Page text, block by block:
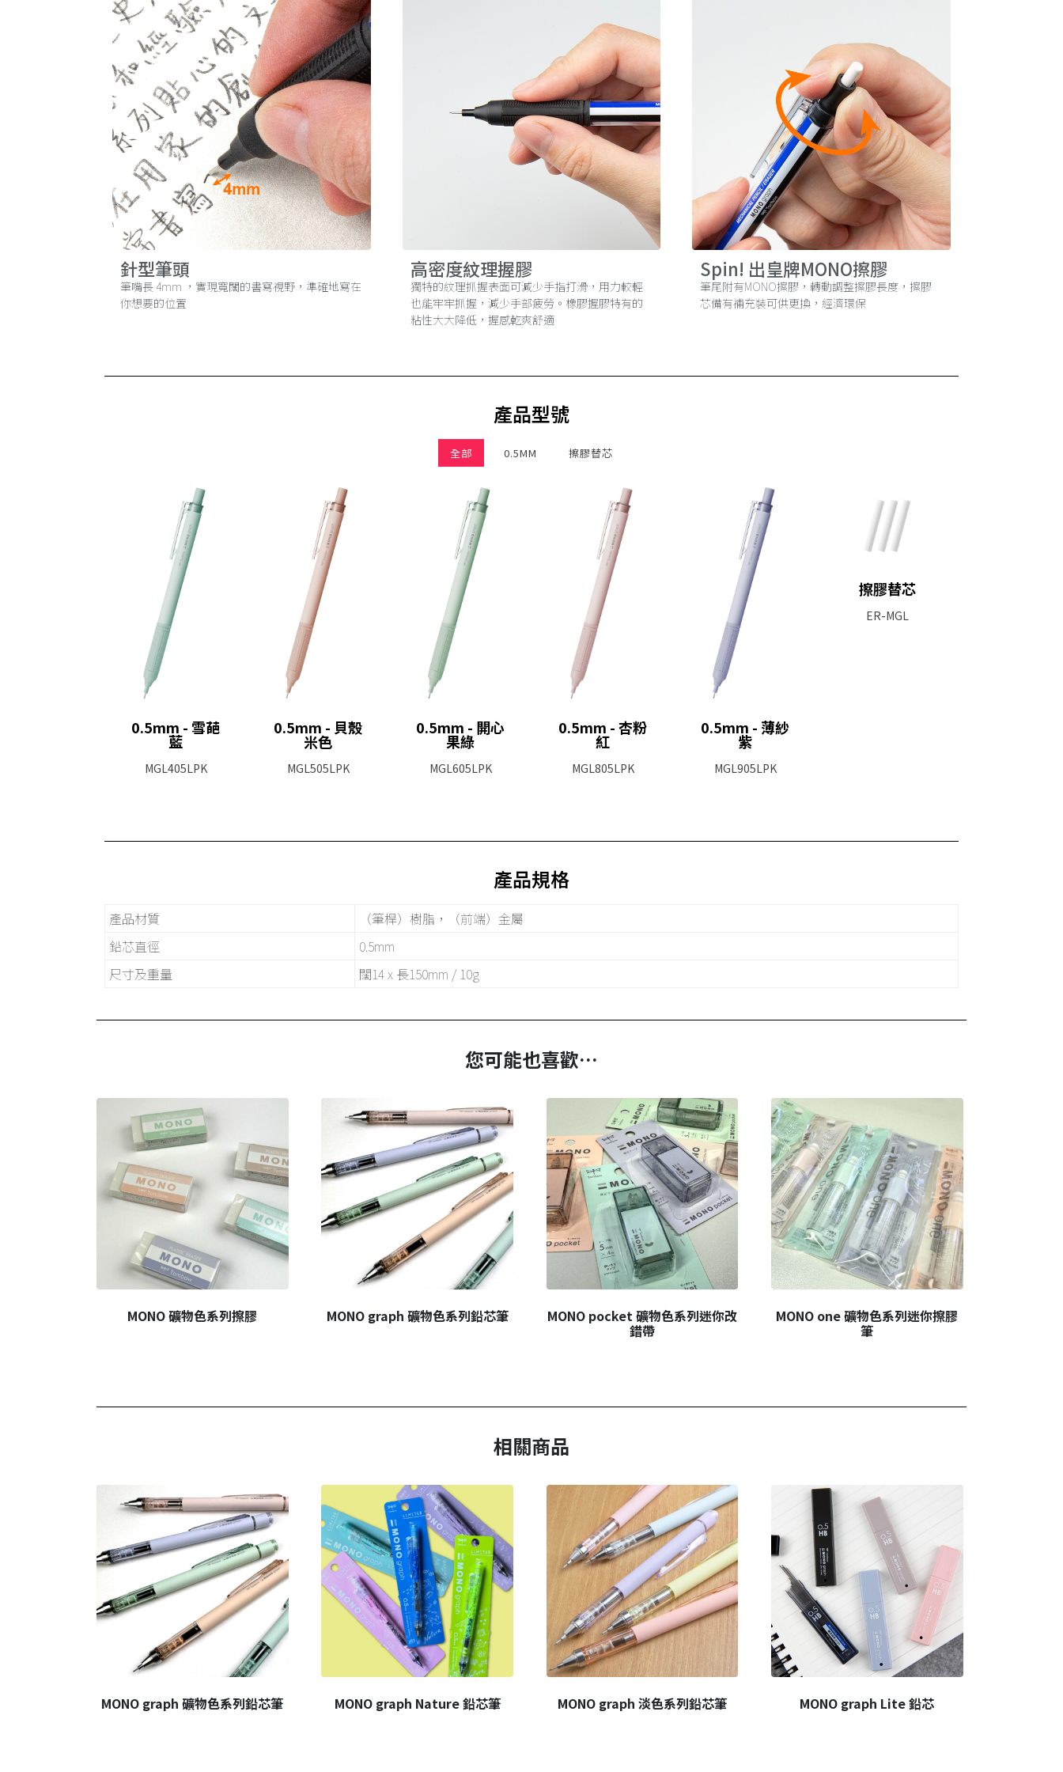
針型筆頭
筆嘴長 4mm ，實現寬闊的書寫視野，準確地寫在
你想要的位置
高密度紋理握膠
獨特的紋理抓握表面可減少手指打滑，用力較輕
也能牢牢抓握，減少手部疲勞。橡膠握膠特有的
粘性大大降低，握感乾爽舒適
Spin! 出皇牌MONO擦膠
筆尾附有MONO擦膠，轉動調整擦膠長度，擦膠
芯備有補充裝可供更換，經濟環保
產品型號
全部 0.5MM 擦膠替芯
0.5mm - 雪葩
藍
MGL405LPK
0.5mm - 貝殼
米色
MGL505LPK
0.5mm - 開心
果綠
MGL605LPK
0.5mm - 杏粉
紅
MGL805LPK
0.5mm - 薄紗
紫
MGL905LPK
擦膠替芯
ER-MGL
產品規格
產品材質
（筆桿）樹脂，（前端）金屬
鉛芯直徑
0.5mm
尺寸及重量
闊14 x 長150mm / 10g
您可能也喜歡…
MONO 礦物色系列擦膠 MONO graph 礦物色系列鉛芯筆 MONO pocket 礦物色系列迷你改
錯帶
MONO one 礦物色系列迷你擦膠
筆
相關商品
MONO graph 礦物色系列鉛芯筆 MONO graph Nature 鉛芯筆 MONO graph 淡色系列鉛芯筆 MONO graph Lite 鉛芯